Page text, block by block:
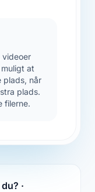
videoer
at
plads, når
plads.
filerne.
·